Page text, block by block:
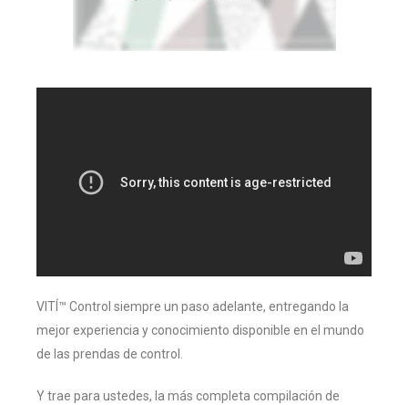
VITÍ™ Control siempre un paso adelante, entregando la
mejor experiencia y conocimiento disponible en el mundo
de las prendas de control.
Y trae para ustedes, la más completa compilación de